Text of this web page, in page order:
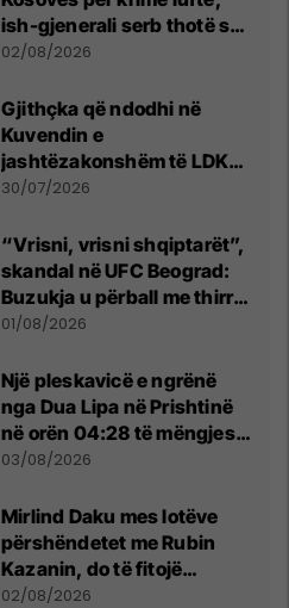
ish-gjenerali serb thotë se
dikush e tradhtoi në
02/08/2026
Gjithçka që ndodhi në
Kuvendin e
jashtëzakonshëm të LDK-
së
30/07/2026
“Vrisni, vrisni shqiptarët”,
skandal në UFC Beograd:
Buzukja u përball me thirrje
anti-shqiptare nga
01/08/2026
Një pleskavicë e ngrënë
nga Dua Lipa në Prishtinë
në orën 04:28 të mëngjesit
- dhe bota digjitale serbe
03/08/2026
Mirlind Daku mes lotëve
përshëndetet me Rubin
Kazanin, do të fitojë
miliona te Spartak Moska
02/08/2026